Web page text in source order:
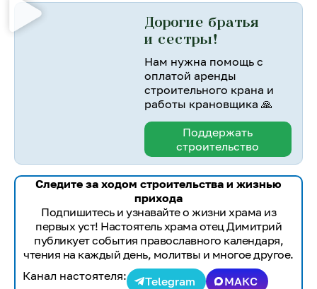
Дорогие братья
и сестры!
Нам нужна помощь с
оплатой аренды
строительного крана и
работы крановщика 🙏
Поддержать
строительство
Следите за ходом строительства и жизнью
прихода
Подпишитесь и узнавайте о жизни храма из
первых уст! Настоятель храма отец Димитрий
публикует события православного календаря,
чтения на каждый день, молитвы и многое другое.
Канал настоятеля:
Telegram
МАКС